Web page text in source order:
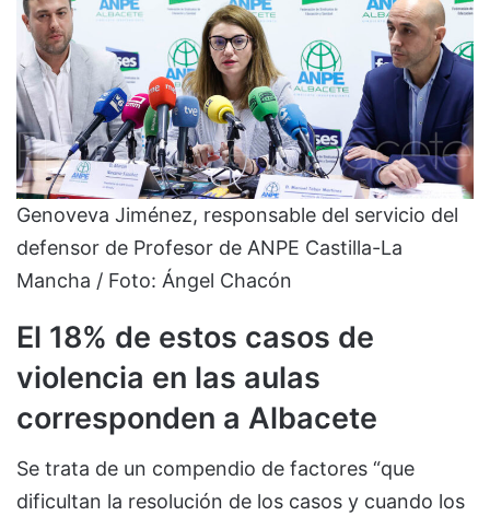
Genoveva Jiménez, responsable del servicio del
defensor de Profesor de ANPE Castilla-La
Mancha / Foto: Ángel Chacón
El 18% de estos casos de
violencia en las aulas
corresponden a Albacete
Se trata de un compendio de factores “que
dificultan la resolución de los casos y cuando los